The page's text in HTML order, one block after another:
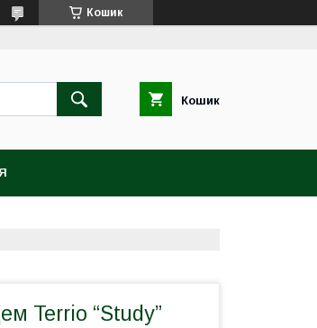
Кошик
Кошик
Terrio “Study”